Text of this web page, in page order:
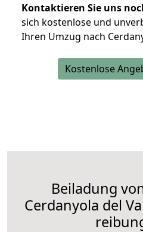
Kontaktieren Sie uns
sich kostenlose und
Ihren Umzug nach
Kostenlose
Beiladung
Cerdanyola del